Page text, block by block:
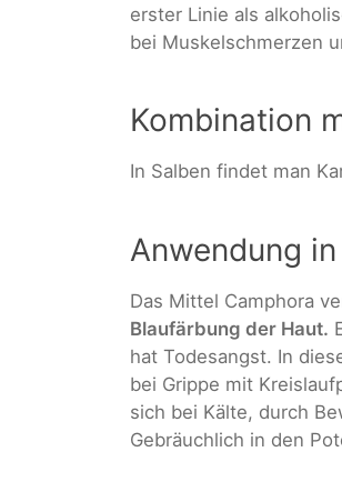
erster Linie als
bei Muskelschmerzen
Kombination
In Salben findet man
Anwendung
Das Mittel Camphora
Blaufärbung der Haut.
hat Todesangst. In
bei Grippe mit
sich bei Kälte, durch
Gebräuchlich in den